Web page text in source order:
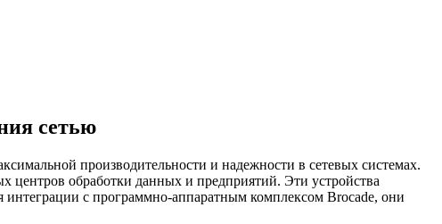
сетью
производительности и надежности в сетевых системах.
обработки данных и предприятий. Эти устройства
интеграции с программно-аппаратным комплексом Brocade, они